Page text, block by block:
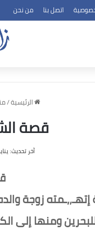
اتصل بنا من نحن
الرئيسية/
قصة
آخر تحديث: يناير 29,
ومنها إلى